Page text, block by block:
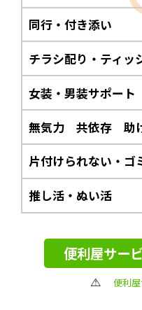
同行・付き添い
チラシ配り・ティッ
女装・男装サポー
無気力 共依存 助
片付けられない・ゴ
推し活・ぬい活
便利屋サー
便利